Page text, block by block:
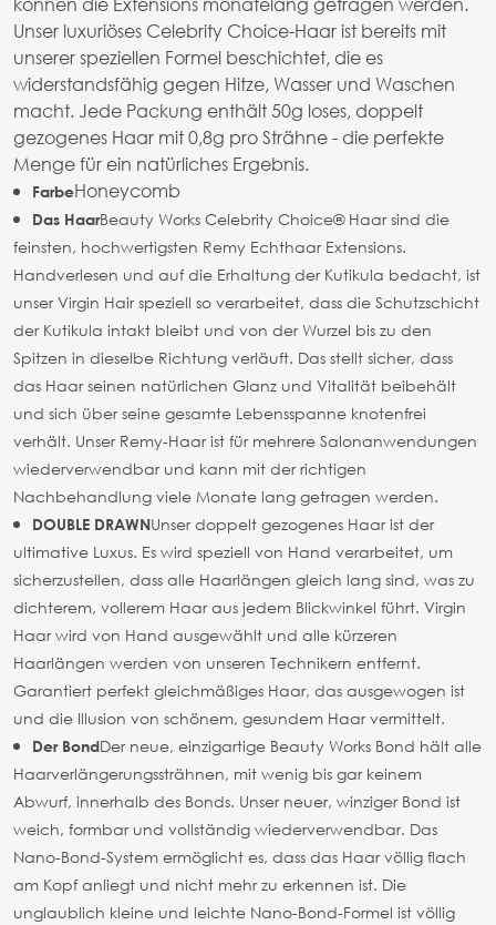
Unser luxuriöses Celebrity Choice-Haar ist bereits mit
unserer speziellen Formel beschichtet, die es
widerstandsfähig gegen Hitze, Wasser und Waschen
macht. Jede Packung enthält 50g loses, doppelt
gezogenes Haar mit 0,8g pro Strähne - die perfekte
Menge für ein natürliches Ergebnis.
FarbeHoneycomb
Das HaarBeauty Works Celebrity Choice® Haar sind die
feinsten, hochwertigsten Remy Echthaar Extensions.
Handverlesen und auf die Erhaltung der Kutikula bedacht, ist
unser Virgin Hair speziell so verarbeitet, dass die Schutzschicht
der Kutikula intakt bleibt und von der Wurzel bis zu den
Spitzen in dieselbe Richtung verläuft. Das stellt sicher, dass
das Haar seinen natürlichen Glanz und Vitalität beibehält
und sich über seine gesamte Lebensspanne knotenfrei
verhält. Unser Remy-Haar ist für mehrere Salonanwendungen
wiederverwendbar und kann mit der richtigen
Nachbehandlung viele Monate lang getragen werden.
DOUBLE DRAWNUnser doppelt gezogenes Haar ist der
ultimative Luxus. Es wird speziell von Hand verarbeitet, um
sicherzustellen, dass alle Haarlängen gleich lang sind, was zu
dichterem, vollerem Haar aus jedem Blickwinkel führt. Virgin
Haar wird von Hand ausgewählt und alle kürzeren
Haarlängen werden von unseren Technikern entfernt.
Garantiert perfekt gleichmäßiges Haar, das ausgewogen ist
und die Illusion von schönem, gesundem Haar vermittelt.
Der BondDer neue, einzigartige Beauty Works Bond hält alle
Haarverlängerungssträhnen, mit wenig bis gar keinem
Abwurf, innerhalb des Bonds. Unser neuer, winziger Bond ist
weich, formbar und vollständig wiederverwendbar. Das
Nano-Bond-System ermöglicht es, dass das Haar völlig flach
am Kopf anliegt und nicht mehr zu erkennen ist. Die
unglaublich kleine und leichte Nano-Bond-Formel ist völlig